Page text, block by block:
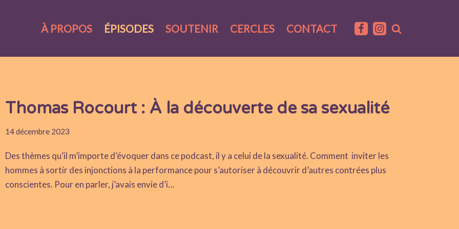
À PROPOS ÉPISODES SOUTENIR CERCLES CONTACT
Thomas Rocourt : À la découverte de sa sexualité
14 décembre 2023
Des thèmes qu’il m’importe d’évoquer dans ce podcast, il y a celui de la sexualité. Comment inviter les
hommes à sortir des injonctions à la performance pour s’autoriser à découvrir d’autres contrées plus
conscientes. Pour en parler, j’avais envie d’i…